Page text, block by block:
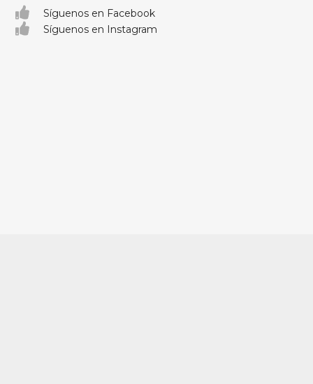
Síguenos en Facebook
Síguenos en Instagram